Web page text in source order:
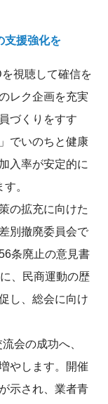
支援強化を
視聴して確信を
レク企画を充実
づくりをすす
でいのちと健康
入率が安定的に
。
の拡充に向けた
別撤廃委員会で
条廃止の意見書
、民商運動の歴
し、総会に向け
会の成功へ、
やします。開催
示され、業者青